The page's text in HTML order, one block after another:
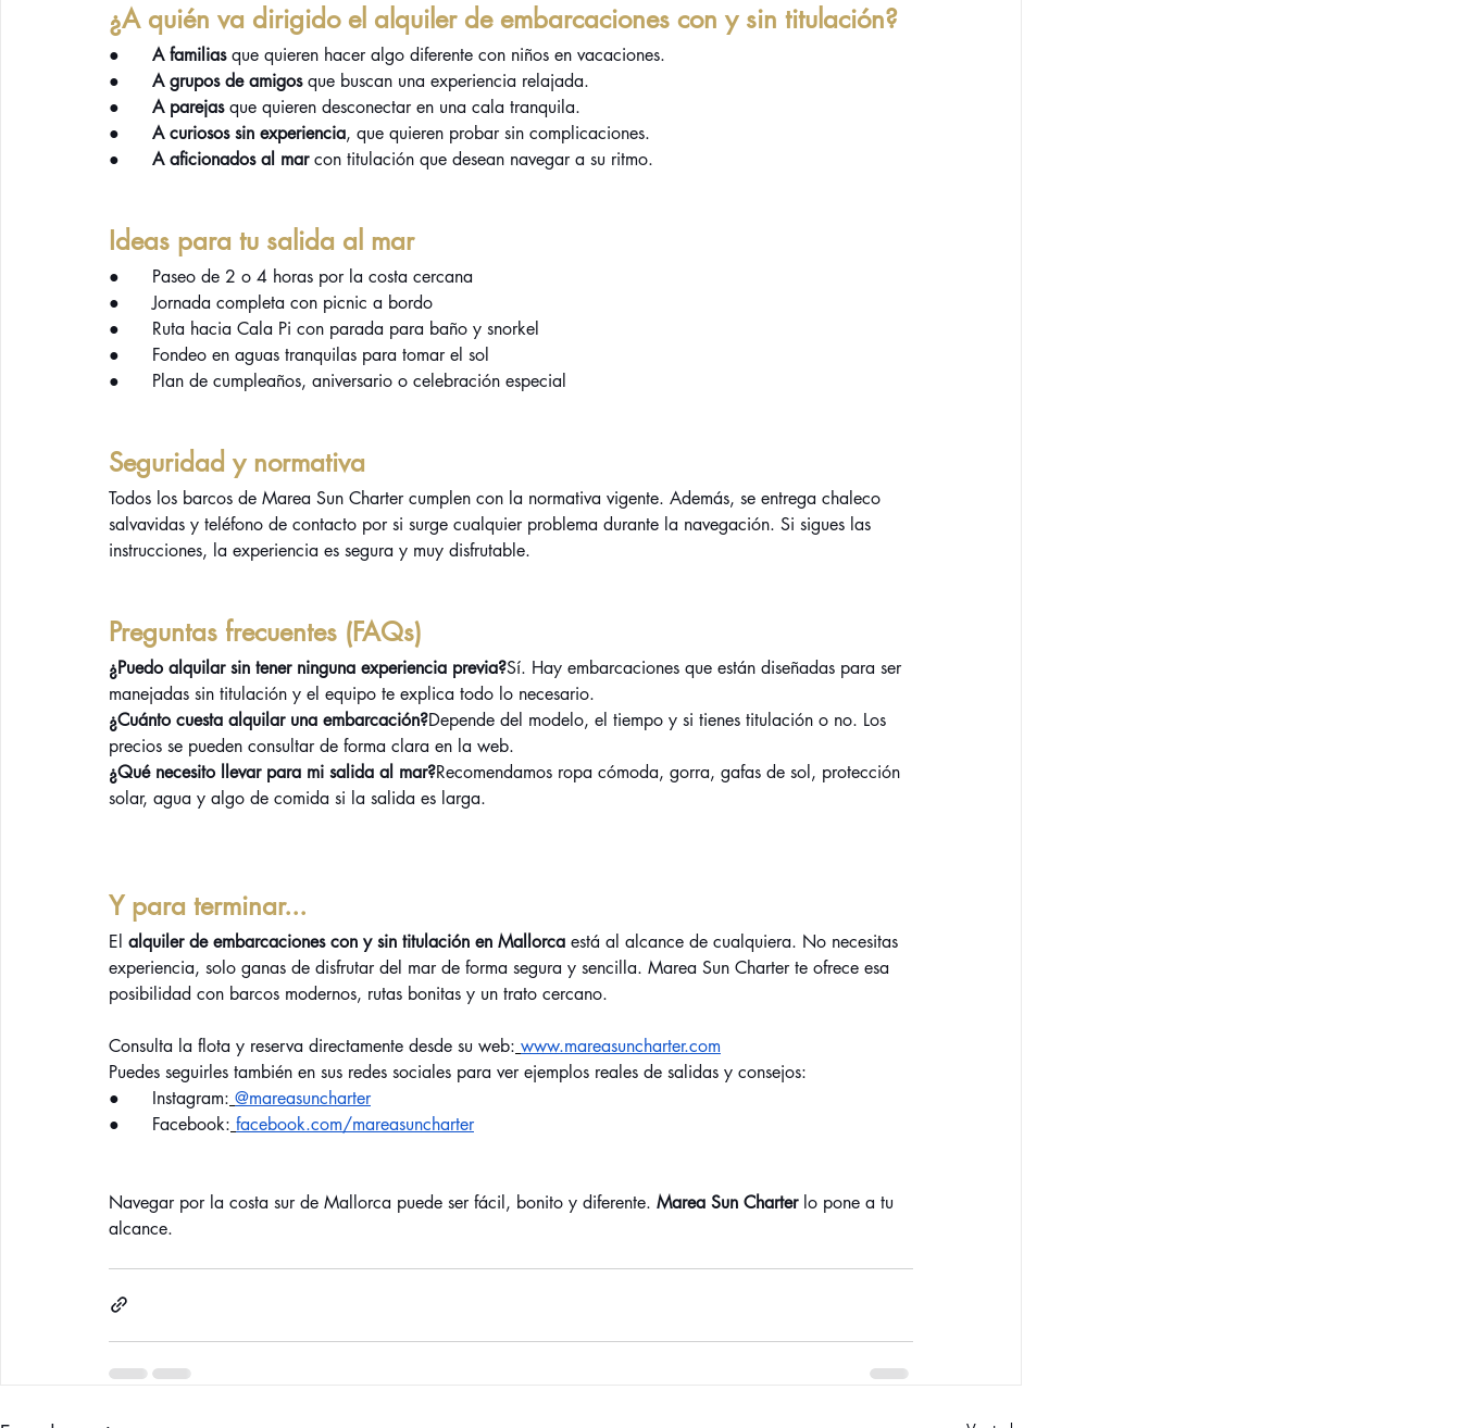
¿A quién va dirigido el alquiler de embarcaciones con y sin titulación?
● A familias que quieren hacer algo diferente con niños en vacaciones.
● A grupos de amigos que buscan una experiencia relajada.
● A parejas que quieren desconectar en una cala tranquila.
● A curiosos sin experiencia, que quieren probar sin complicaciones.
● A aficionados al mar con titulación que desean navegar a su ritmo.
Ideas para tu salida al mar
●      Paseo de 2 o 4 horas por la costa cercana
●      Jornada completa con picnic a bordo
●      Ruta hacia Cala Pi con parada para baño y snorkel
●      Fondeo en aguas tranquilas para tomar el sol
●      Plan de cumpleaños, aniversario o celebración especial
Seguridad y normativa
Todos los barcos de Marea Sun Charter cumplen con la normativa vigente. Además, se entrega chaleco
salvavidas y teléfono de contacto por si surge cualquier problema durante la navegación. Si sigues las
instrucciones, la experiencia es segura y muy disfrutable.
Preguntas frecuentes (FAQs)
¿Puedo alquilar sin tener ninguna experiencia previa?Sí. Hay embarcaciones que están diseñadas para ser
manejadas sin titulación y el equipo te explica todo lo necesario.
¿Cuánto cuesta alquilar una embarcación?Depende del modelo, el tiempo y si tienes titulación o no. Los
precios se pueden consultar de forma clara en la web.
¿Qué necesito llevar para mi salida al mar?Recomendamos ropa cómoda, gorra, gafas de sol, protección
solar, agua y algo de comida si la salida es larga.
Y para terminar...
El alquiler de embarcaciones con y sin titulación en Mallorca está al alcance de cualquiera. No necesitas
experiencia, solo ganas de disfrutar del mar de forma segura y sencilla. Marea Sun Charter te ofrece esa
posibilidad con barcos modernos, rutas bonitas y un trato cercano.
Consulta la flota y reserva directamente desde su web: www.mareasuncharter.com
Puedes seguirles también en sus redes sociales para ver ejemplos reales de salidas y consejos:
●      Instagram: @mareasuncharter
●      Facebook: facebook.com/mareasuncharter
Navegar por la costa sur de Mallorca puede ser fácil, bonito y diferente. Marea Sun Charter lo pone a tu
alcance.